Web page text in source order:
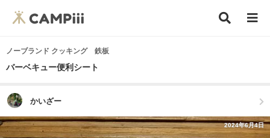
ノーブランド クッキング 鉄板
バーベキュー便利シート
かいざー
2024年6月4日